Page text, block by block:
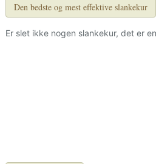
Den bedste og mest effektive slankekur
Er slet ikke nogen slankekur, det er